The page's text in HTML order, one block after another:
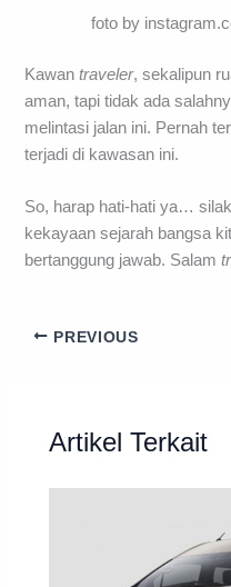
foto by
Kawantraveler, sekalipun
aman, tapi tidak ada
melintasi jalan ini. Pernah
terjadi di kawasan ini.
So, harap hati-hati ya…
kekayaan sejarah bangsa
bertanggung jawab. Salam
PREVIOUS
Artikel Terkait